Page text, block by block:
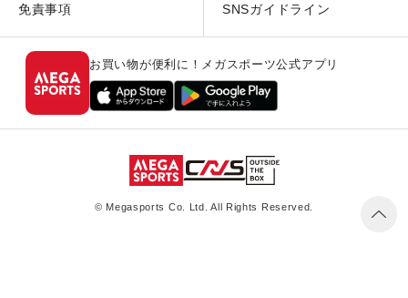
免責事項 SNSガイドライン
お買い物が便利に！メガスポーツ公式アプリ
© Megasports Co. Ltd. All Rights Reserved.